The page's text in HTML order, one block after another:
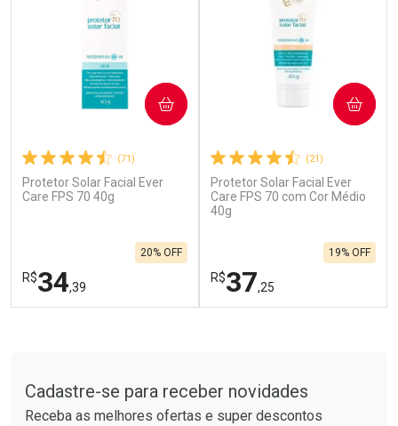
Ativar Desconto
Por R$ 664,02/cada
Ativar Desconto
Por R$ 454,71/cada
Comprar sem Desconto
(71)
Protetor Solar Facial Ever
Care FPS 70 40g
R$34,39
20% OFF
COMPRAR
Laboratório
Por Menos
(21)
Protetor Solar Facial Ever
Care FPS 70 com Cor Médio
40g
R$37,25
19% OFF
COMPRAR
Laboratório
Por Menos
Cadastre-se para receber novidades
Receba as melhores ofertas e super descontos